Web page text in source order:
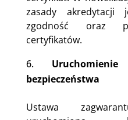
zasady akredytacji
zgodność oraz
certyfikatów.
bezpieczeństwa
Ustawa